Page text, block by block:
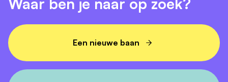
online trainingen. Daarnaast ontvang je:
Een salaris van max. € 2.681,00 bruto per maand
ervaring (FWG 10 conform CAO
Een nieuwe baan